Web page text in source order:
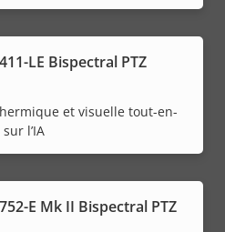
LE Bispectral PTZ
et visuelle tout-en-
l’IA
E Mk II Bispectral PTZ